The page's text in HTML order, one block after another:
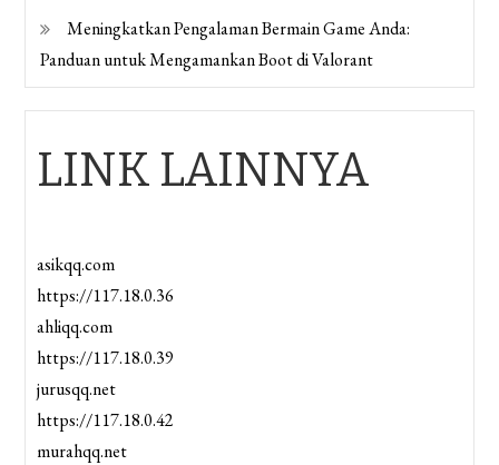
Meningkatkan Pengalaman Bermain Game Anda:
Panduan untuk Mengamankan Boot di Valorant
LINK LAINNYA
asikqq.com
https://117.18.0.36
ahliqq.com
https://117.18.0.39
jurusqq.net
https://117.18.0.42
murahqq.net